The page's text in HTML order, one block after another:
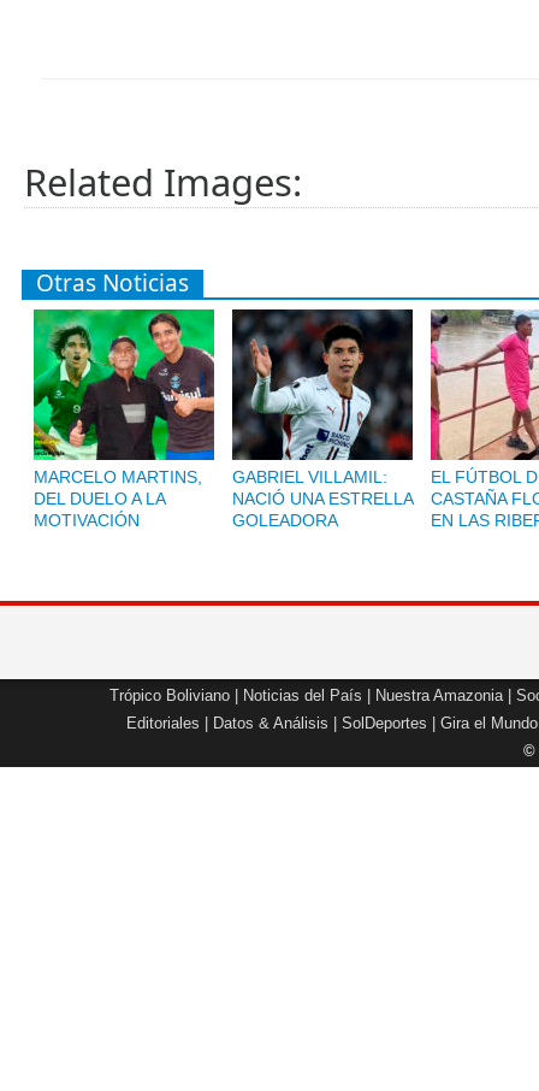
Related Images:
Otras Noticias
MARCELO MARTINS,
DEL DUELO A LA
MOTIVACIÓN
GABRIEL VILLAMIL:
NACIÓ UNA ESTRELLA
GOLEADORA
EL FÚTBOL
CASTAÑA
EN LAS
Trópico Boliviano Noticias del País Nuestra Amazonia|
Editoriales
Datos & Análisis SolDeportes Gira el Mundo
©